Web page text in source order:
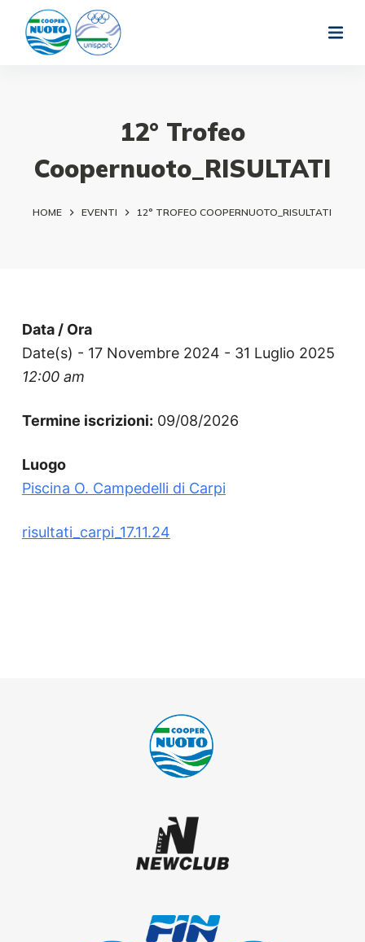
u
o
12° Trofeo
Coopernuoto_RISULTATI
HOME EVENTI 12° TROFEO COOPERNUOTO_RISULTATI
Data / Ora
Date(s) - 17 Novembre 2024 - 31 Luglio 2025
12:00 am
Termine iscrizioni: 09/08/2026
Luogo
Piscina O. Campedelli di Carpi
risultati_carpi_17.11.24